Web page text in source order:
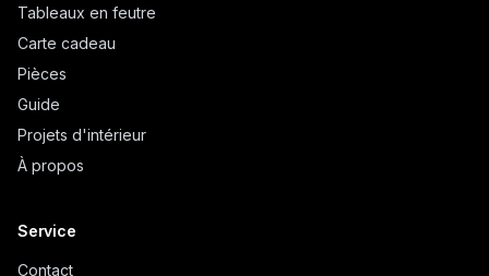
Tableaux en feutre
Carte cadeau
Pièces
Guide
Projets d'intérieur
À propos
Service
Contact